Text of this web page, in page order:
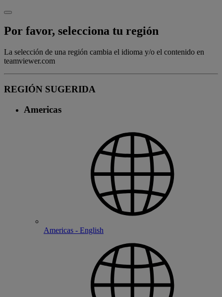
Por favor, selecciona tu región
La selección de una región cambia el idioma y/o el contenido en
teamviewer.com
REGIÓN SUGERIDA
Americas
Americas - English